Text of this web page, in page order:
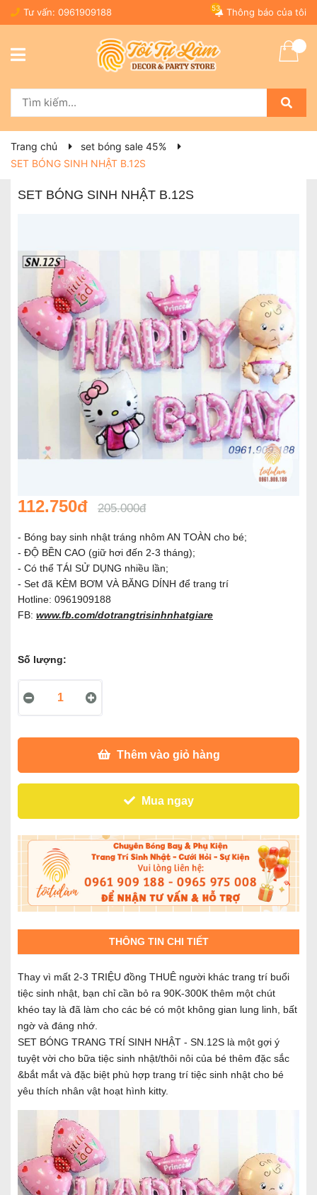
Tư vấn: 0961909188 Thông báo của tôi
53
Trang chủ
set bóng sale 45%
SET BÓNG SINH NHẬT B.12S
SET BÓNG SINH NHẬT B.12S
112.750đ 205.000đ
- Bóng bay sinh nhật tráng nhôm AN TOÀN cho bé;
- ĐỘ BỀN CAO (giữ hơi đến 2-3 tháng);
- Có thể TÁI SỬ DỤNG nhiều lần;
- Set đã KÈM BƠM VÀ BĂNG DÍNH để trang trí
Hotline: 0961909188
FB: www.fb.com/dotrangtrisinhnhatgiare
Số lượng:
Thêm vào giỏ hàng
Mua ngay
THÔNG TIN CHI TIẾT
Thay vì mất 2-3 TRIỆU đồng THUÊ người khác trang trí buổi
tiệc sinh nhật, bạn chỉ cần bỏ ra 90K-300K thêm một chút
khéo tay là đã làm cho các bé có một không gian lung linh, bất
ngờ và đáng nhớ.
SET BÓNG TRANG TRÍ SINH NHẬT - SN.12S là một gợi ý
tuyệt vời cho bữa tiệc sinh nhật/thôi nôi của bé thêm đặc sắc
&bắt mắt và đặc biệt phù hợp trang trí tiệc sinh nhật cho bé
yêu thích nhân vật hoạt hình kitty.